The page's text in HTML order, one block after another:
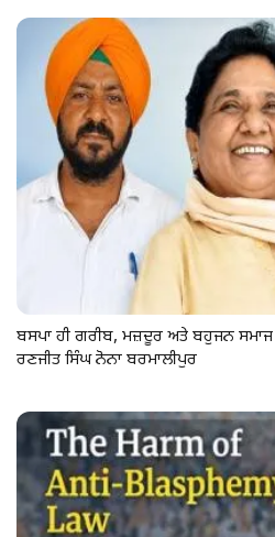
ਬਸਪਾ ਹੀ ਗਰੀਬ, ਮਜ਼ਦੂਰ ਅਤੇ ਬਹੁਜਨ
ਰਣਜੀਤ ਸਿੰਘ ਨੋਨਾ ਬਰਮਾਲੀਪੁਰ